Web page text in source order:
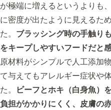
が極端に増えるというよりも
に密度が出たように見えるた
た。 ブラッシング時の手触り
をキープしやすいフードだと感
原材料がシンプルで人工添加
て与えてもアレルギー症状や
た。
ビーフとホキ（白身魚）
負担がかかりにくく、皮膚の